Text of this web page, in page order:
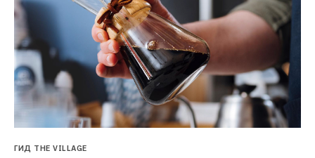
ГИД THE VILLAGE